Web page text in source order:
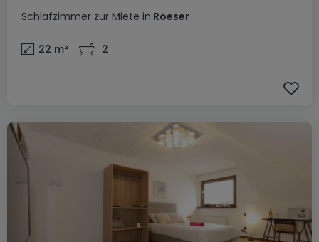
Schlafzimmer zur Miete in Roeser
22 m² 2